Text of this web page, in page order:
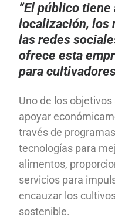
“El público
localización, los
las redes
ofrece esta
para
Uno de los
apoyar
través de
tecnologías para
alimentos,
servicios para
encauzar los
sostenible.